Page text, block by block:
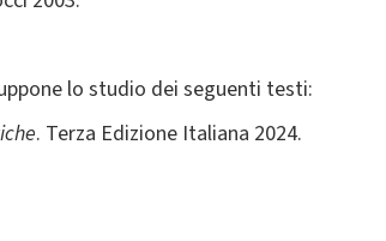
lo studio dei seguenti testi:
. Terza Edizione Italiana 2024.